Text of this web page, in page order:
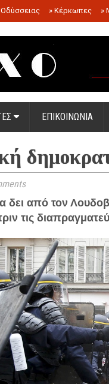
» Κέρκωπες »
.
ΕΠΙΚΟΙΝΩΝΙΑ
δει από τον
τις